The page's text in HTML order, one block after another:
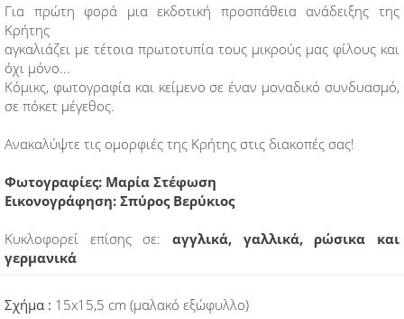
Για πρώτη φορά μια εκδοτική προσπάθεια ανάδειξης της
Κρήτης
αγκαλιάζει με τέτοια πρωτοτυπία τους μικρούς μας φίλους και
όχι μόνο...
Κόμικς, φωτογραφία και κείμενο σε έναν μοναδικό συνδυασμό,
σε πόκετ μέγεθος.
Ανακαλύψτε τις ομορφιές της Κρήτης στις διακοπές σας!
Φωτογραφίες: Μαρία Στέφωση
Εικονογράφηση: Σπύρος Βερύκιος
Κυκλοφορεί επίσης σε: αγγλικά, γαλλικά, ρώσικα και
γερμανικά
Σχήμα : 15x15,5 cm (μαλακό εξώφυλλο)